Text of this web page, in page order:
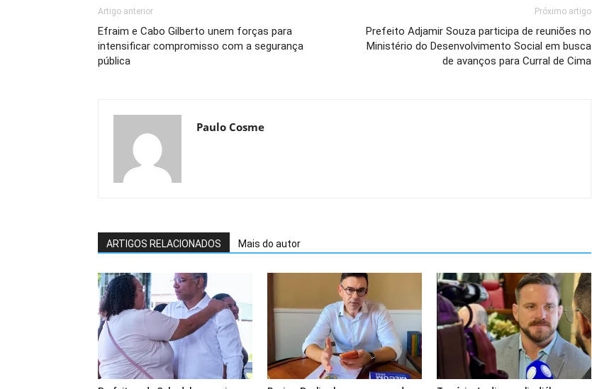
Artigo anterior
Efraim e Cabo Gilberto unem forças para
intensificar compromisso com a segurança
pública
Próximo artigo
Prefeito Adjamir Souza participa de reuniões no
Ministério do Desenvolvimento Social em busca
de avanços para Curral de Cima
Paulo Cosme
ARTIGOS RELACIONADOS Mais do autor